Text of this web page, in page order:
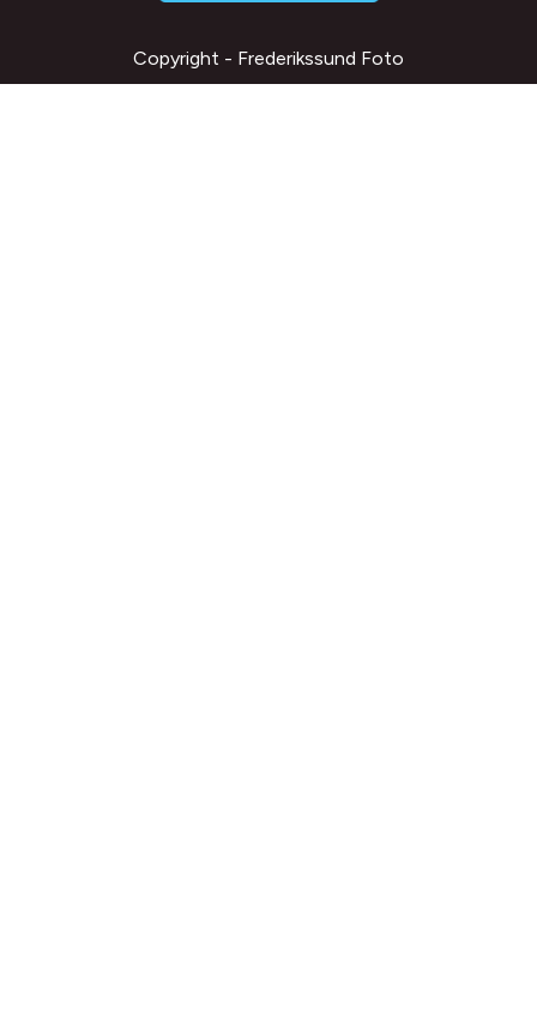
Copyright - Frederikssund Foto